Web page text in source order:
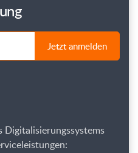
Jetzt anmelden
Digitalisierungssystems